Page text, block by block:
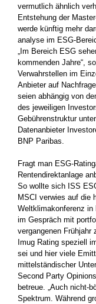
vermutlich ähnlich
Entstehung der
werde künftig mehr
analyse im ESG-
„Im Bereich ESG
kommenden Jahre“,
Verwahrstellen im
Anbieter auf
seien abhängig von
des jeweiligen
Gebührenstruktur
Datenanbieter
BNP Paribas.
Fragt man ESG-
Rentendirektanlage
So wollte sich ISS
MSCI verwies auf die
Weltklimakonferenz in
im Gespräch mit
vergangenen Frühjahr
Imug Rating speziell
sei und hier viele
mittelständischer
Second Party
betreue. „Auch nicht-
Spektrum. Während